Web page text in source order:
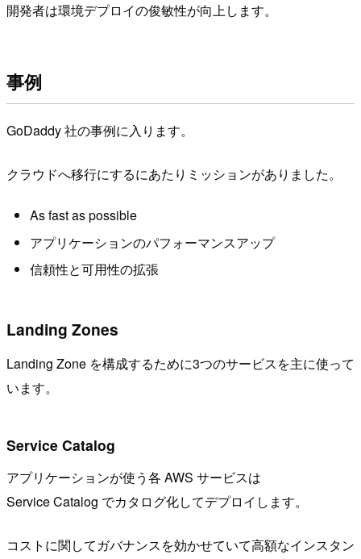
開発者は環境デプロイの俊敏性が向上します。
事例
GoDaddy 社の事例に入ります。
クラウドへ移行にするにあたりミッションがありました。
As fast as possible
アプリケーションのパフォーマンスアップ
信頼性と可用性の拡張
Landing Zones
Landing Zone を構成するために3つのサービスを主に使って
います。
Service Catalog
アプリケーションが使う各 AWS サービスは
Service Catalog でカタログ化してデプロイします。
コストに関してガバナンスを効かせていて高額なインスタン